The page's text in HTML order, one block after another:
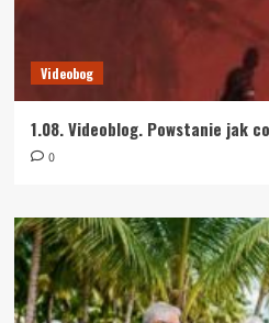
Videobog
1.08. Videoblog. Powstanie jak
0